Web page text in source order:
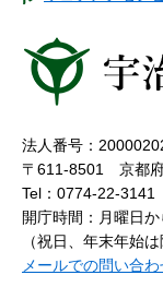
法人番号：
〒611-8501 京都
Tel：0774-22-3141
開庁時間：月曜日
（祝日、年末年始は
メールでの問い合